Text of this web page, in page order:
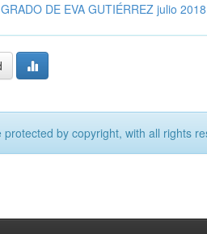
DE EVA GUTIÉRREZ julio
protected by copyright, with all rights